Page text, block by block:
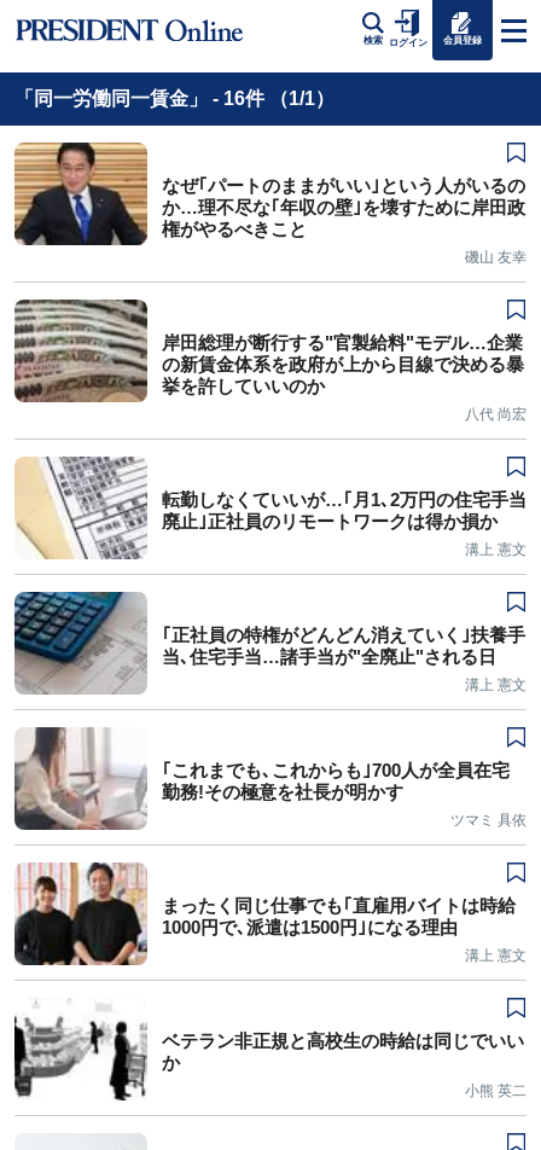
検索 ログイン 会員登録
「同一労働同一賃金」 - 16件 （1/1）
なぜ｢パートのままがいい｣という人がいるの
か…理不尽な｢年収の壁｣を壊すために岸田政
権がやるべきこと
磯山 友幸
岸田総理が断行する"官製給料"モデル…企業
の新賃金体系を政府が上から目線で決める暴
挙を許していいのか
八代 尚宏
転勤しなくていいが…｢月1､2万円の住宅手当
廃止｣正社員のリモートワークは得か損か
溝上 憲文
｢正社員の特権がどんどん消えていく｣扶養手
当､住宅手当…諸手当が"全廃止"される日
溝上 憲文
｢これまでも､これからも｣700人が全員在宅
勤務!その極意を社長が明かす
ツマミ 具依
まったく同じ仕事でも｢直雇用バイトは時給
1000円で､派遣は1500円｣になる理由
溝上 憲文
ベテラン非正規と高校生の時給は同じでいい
か
小熊 英二